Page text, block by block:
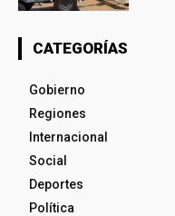
CATEGORÍAS
Gobierno
Regiones
Internacional
Social
Deportes
Política